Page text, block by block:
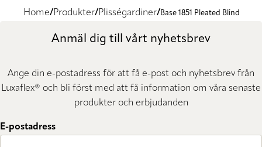
Home Produkter Plisségardiner Base 1851 Pleated Blind
Anmäl dig till vårt nyhetsbrev
Ange din e-postadress för att få e-post och nyhetsbrev från
Luxaflex® och bli först med att få information om våra senaste
produkter och erbjudanden
E-postadress